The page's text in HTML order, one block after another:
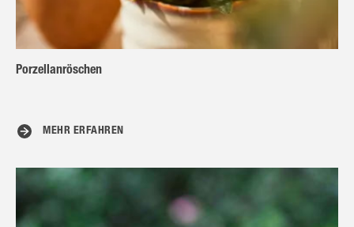
Porzellanröschen
MEHR ERFAHREN